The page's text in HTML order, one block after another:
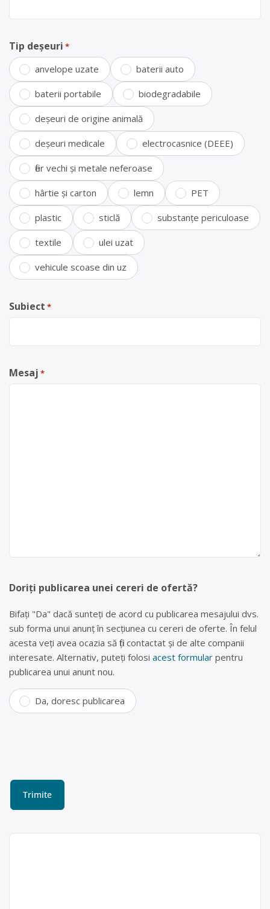
Tip deșeuri *
anvelope uzate baterii auto
baterii portabile biodegradabile
deșeuri de origine animală
deșeuri medicale electrocasnice (DEEE)
fier vechi și metale neferoase
hârtie și carton lemn PET
plastic sticlă substanțe periculoase
textile ulei uzat
vehicule scoase din uz
Subiect *
Mesaj *
Doriți publicarea unei cereri de ofertă?
Bifați "Da" dacă sunteți de acord cu publicarea mesajului dvs.
sub forma unui anunț în secțiunea cu cereri de oferte. În felul
acesta veți avea ocazia să fiți contactat și de alte companii
interesate. Alternativ, puteți folosi acest formular pentru
publicarea unui anunt nou.
Da, doresc publicarea